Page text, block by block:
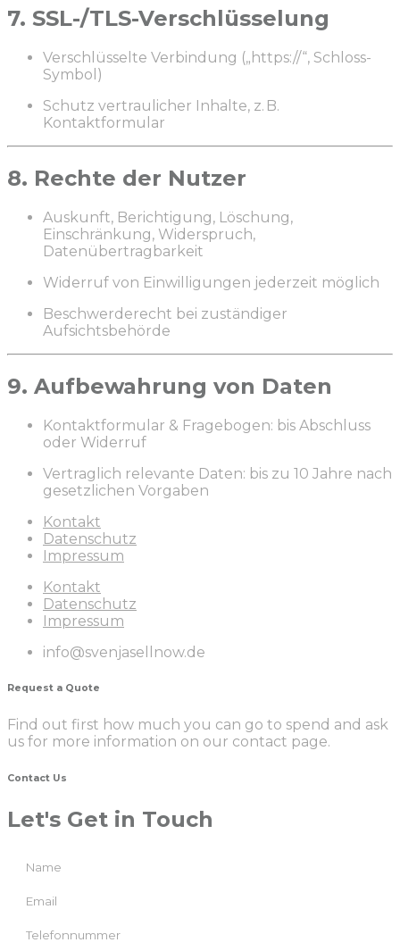
7. SSL-/TLS-Verschlüsselung
Verschlüsselte Verbindung („https://“, Schloss-
Symbol)
Schutz vertraulicher Inhalte, z. B.
Kontaktformular
8. Rechte der Nutzer
Auskunft, Berichtigung, Löschung,
Einschränkung, Widerspruch,
Datenübertragbarkeit
Widerruf von Einwilligungen jederzeit möglich
Beschwerderecht bei zuständiger
Aufsichtsbehörde
9. Aufbewahrung von Daten
Kontaktformular & Fragebogen: bis Abschluss
oder Widerruf
Vertraglich relevante Daten: bis zu 10 Jahre nach
gesetzlichen Vorgaben
Kontakt
Datenschutz
Impressum
Kontakt
Datenschutz
Impressum
info@svenjasellnow.de
Request a Quote
Find out first how much you can go to spend and ask
us for more information on our contact page.
Contact Us
Let's Get in Touch